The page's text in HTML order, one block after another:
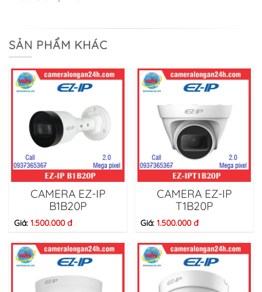
SẢN PHẨM KHÁC
CAMERA EZ-IP
B1B20P
Giá: 1.500.000 đ
CAMERA EZ-IP
T1B20P
Giá: 1.500.000 đ